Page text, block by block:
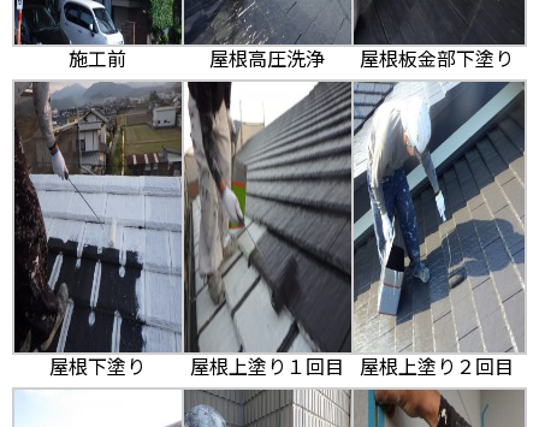
施工前 屋根高圧洗浄 屋根板金部下塗り
屋根下塗り 屋根上塗り１回目 屋根上塗り２回目